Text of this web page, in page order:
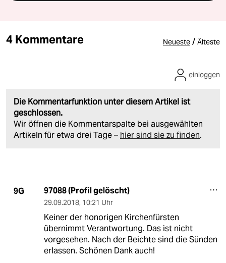
4 Kommentare Neueste / Älteste
Die Kommentarfunktion unter diesem Artikel ist
geschlossen.
Wir öffnen die Kommentarspalte bei ausgewählten
Artikeln für etwa drei Tage – hier sind sie zu finden.
einloggen
9G 97088 (Profil gelöscht)
29.09.2018, 10:21 Uhr
Keiner der honorigen Kirchenfürsten
übernimmt Verantwortung. Das ist nicht
vorgesehen. Nach der Beichte sind die Sünden
erlassen. Schönen Dank auch!